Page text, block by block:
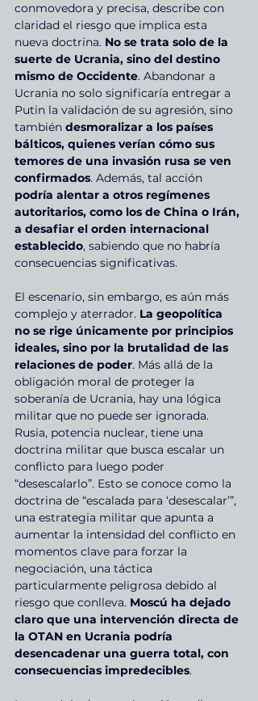
conmovedora y precisa, describe con
claridad el riesgo que implica esta
nueva doctrina. No se trata solo de la
suerte de Ucrania, sino del destino
mismo de Occidente. Abandonar a
Ucrania no solo significaría entregar a
Putin la validación de su agresión, sino
también desmoralizar a los países
bálticos, quienes verían cómo sus
temores de una invasión rusa se ven
confirmados. Además, tal acción
podría alentar a otros regímenes
autoritarios, como los de China o Irán,
a desafiar el orden internacional
establecido, sabiendo que no habría
consecuencias significativas.
El escenario, sin embargo, es aún más
complejo y aterrador. La geopolítica
no se rige únicamente por principios
ideales, sino por la brutalidad de las
relaciones de poder. Más allá de la
obligación moral de proteger la
soberanía de Ucrania, hay una lógica
militar que no puede ser ignorada.
Rusia, potencia nuclear, tiene una
doctrina militar que busca escalar un
conflicto para luego poder
“desescalarlo”. Esto se conoce como la
doctrina de “escalada para ‘desescalar’”,
una estrategia militar que apunta a
aumentar la intensidad del conflicto en
momentos clave para forzar la
negociación, una táctica
particularmente peligrosa debido al
riesgo que conlleva. Moscú ha dejado
claro que una intervención directa de
la OTAN en Ucrania podría
desencadenar una guerra total, con
consecuencias impredecibles.